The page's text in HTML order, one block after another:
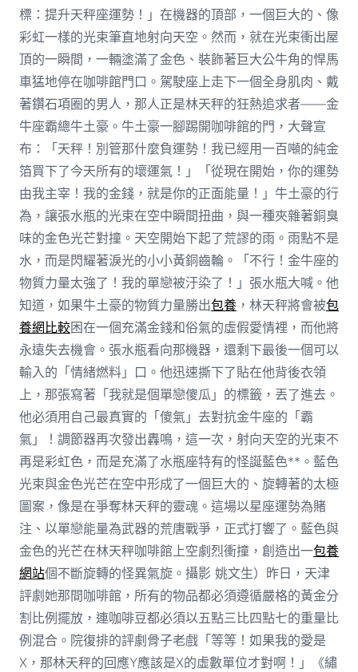
標：提升天秤座運勢！」在機器的頂部，一個巨大的、像
彩虹一樣的光束筆直地射向天空。然而，就在光束衝出屋
頂的一瞬間，一輛塗滿了金色、裝飾著巨大公牛角的悍馬
車猛地停在咖啡館門口。駕駛座上走下一個全身肌肉、戴
著鑽石項圈的男人，那人正是林天秤的狂熱追求者——金
牛座霸總牛土豪。牛土豪一腳踢開咖啡館的門，大聲宣
布：「天秤！別管那什麼負運勢！我已經用一百噸的純金
箔買下了今天所有的壞運氣！」「從現在開始，你的運勢
由我主宰！我的金錢，就是你的正面能量！」牛土豪的行
為，讓張水瓶的光束在空中瞬間扭曲，與一種夾雜著銅臭
味的金色光芒對撞。天空開始下起了荒謬的雨。雨點不是
水，而是閃耀著淚光的小小黃銅齒輪。「不行！金牛座的
物質力量太強了！我的單戀被汙染了！」張水瓶大喊。他
知道，如果牛土豪的物質力量勝出包養，林天秤將會被包
養網比較困在一個充滿金錢和俗氣的虛假愛情裡，而他將
永遠失去機會。張水瓶看向那機器，還剩下最後一個可以
輸入的「情緒燃料」口。他迅速撕下了貼在他背後衣領
上，那張寫著「我就是個單戀傻瓜」的標籤，丟了進去。
他必須用自己最真實的「傻氣」去對抗金牛座的「霸
氣」！調節器再次發出轟鳴，這一次，射向天空的光束不
再是彩虹色，而是充滿了水瓶座特有的怪誕藍色**。藍色
光束與金色光芒在空中形成了一個巨大的、旋轉著的太極
圖案，像是在爭奪林天秤的靈魂。這場以星座運勢為賭
注、以單戀能量為武器的荒唐戰爭，正式打響了。藍色與
金色的光芒在林天秤咖啡館上空劇烈衝撞，創造出一包養
網站個不斷旋轉的怪異氣旋。攝影 姚文生）昨日，天津
評劇她那間咖啡館，所有的物品都必須遵循嚴格的黃金分
割比例擺放，連咖啡豆都必須以五點三比四點七的重量比
例混合。院復排的評劇骨子老戲「等等！如果我的愛是
X，那林天秤的回應Y應該是X的虛數單位才對啊！」《繡